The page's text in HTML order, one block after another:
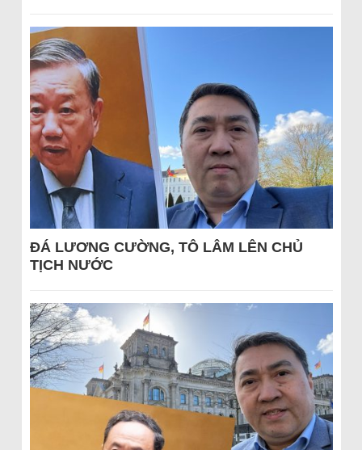
ĐÁ LƯƠNG CƯỜNG, TÔ LÂM LÊN CHỦ
TỊCH NƯỚC